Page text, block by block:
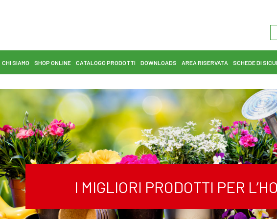
CHI SIAMO SHOP ONLINE CATALOGO PRODOTTI DOWNLOADS AREA RISERVATA SCHEDE DI
I MIGLIORI PRODOTTI PER